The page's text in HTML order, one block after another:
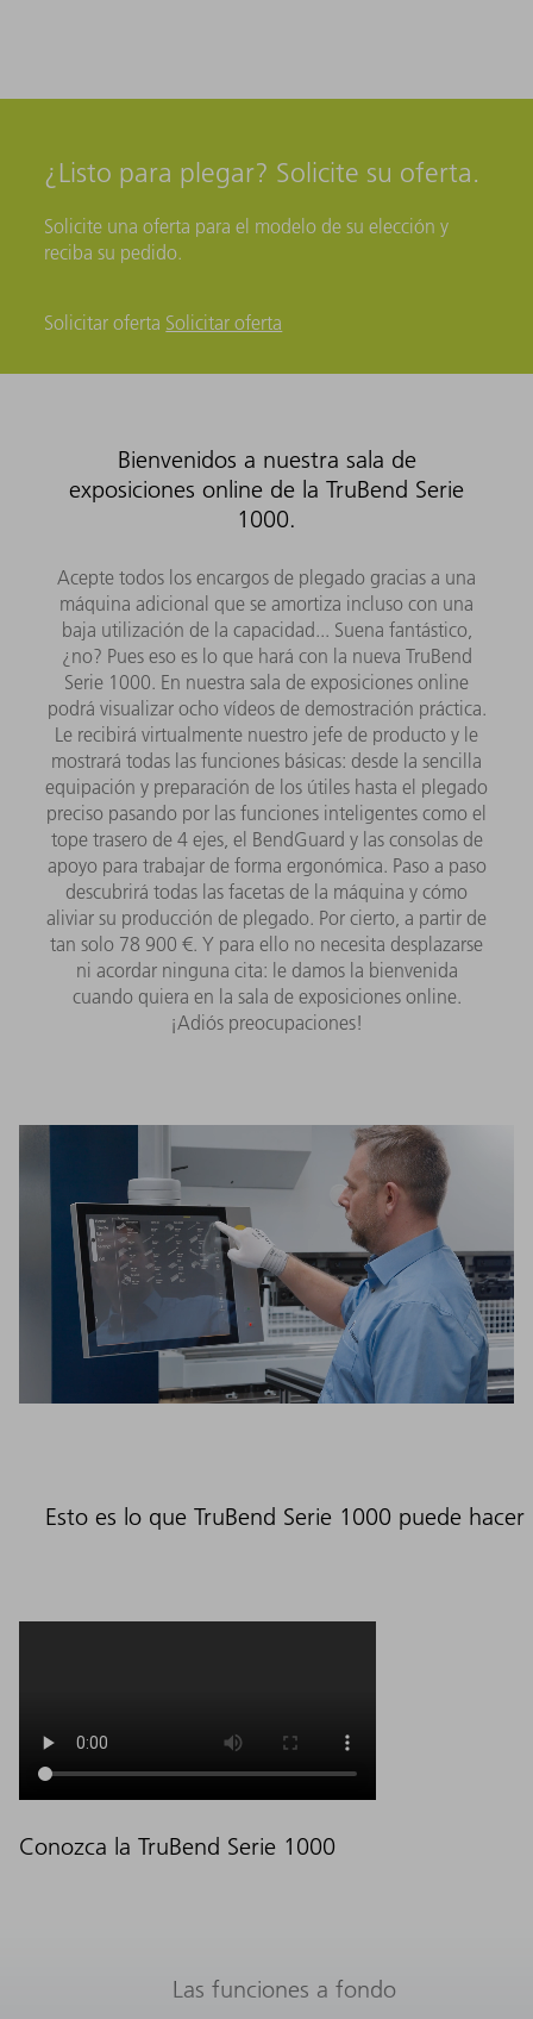
¿Listo para plegar? Solicite su oferta.
Solicite una oferta para el modelo de su elección y
reciba su pedido.
Solicitar oferta Solicitar oferta
Bienvenidos a nuestra sala de
exposiciones online de la TruBend Serie
1000.
Acepte todos los encargos de plegado gracias a una
máquina adicional que se amortiza incluso con una
baja utilización de la capacidad... Suena fantástico,
¿no? Pues eso es lo que hará con la nueva TruBend
Serie 1000. En nuestra sala de exposiciones online
podrá visualizar ocho vídeos de demostración práctica.
Le recibirá virtualmente nuestro jefe de producto y le
mostrará todas las funciones básicas: desde la sencilla
equipación y preparación de los útiles hasta el plegado
preciso pasando por las funciones inteligentes como el
tope trasero de 4 ejes, el BendGuard y las consolas de
apoyo para trabajar de forma ergonómica. Paso a paso
descubrirá todas las facetas de la máquina y cómo
aliviar su producción de plegado. Por cierto, a partir de
tan solo 78 900 €. Y para ello no necesita desplazarse
ni acordar ninguna cita: le damos la bienvenida
cuando quiera en la sala de exposiciones online.
¡Adiós preocupaciones!
Esto es lo que TruBend Serie 1000 puede hacer
Conozca la TruBend Serie 1000
Las funciones a fondo